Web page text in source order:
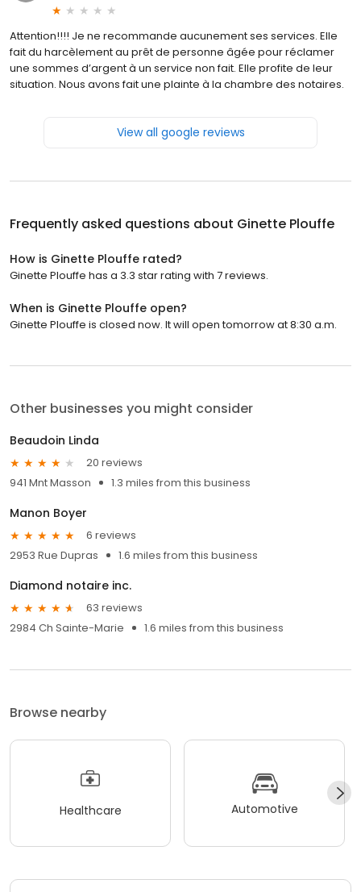
Attention!!!! Je ne recommande aucunement ses services. Elle
fait du harcèlement au prêt de personne âgée pour réclamer
une sommes d’argent à un service non fait. Elle profite de leur
situation. Nous avons fait une plainte à la chambre des notaires.
View all google reviews
Frequently asked questions about Ginette Plouffe
How is Ginette Plouffe rated?
Ginette Plouffe has a 3.3 star rating with 7 reviews.
When is Ginette Plouffe open?
Ginette Plouffe is closed now. It will open tomorrow at 8:30 a.m.
Other businesses you might consider
Beaudoin Linda
20 reviews
941 Mnt Masson
1.3 miles from this business
Manon Boyer
6 reviews
2953 Rue Dupras
1.6 miles from this business
Diamond notaire inc.
63 reviews
2984 Ch Sainte-Marie
1.6 miles from this business
Browse nearby
Healthcare Automotive